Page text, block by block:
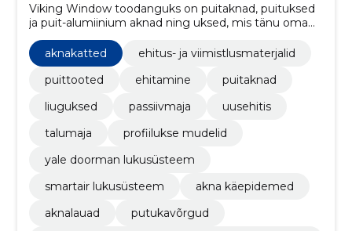
Viking Window toodanguks on puitaknad, puituksed
ja puit-alumiinium aknad ning uksed, mis tänu oma
kvaliteetsele materjalile on kauakestvad ja säästlikud.
aknakatted
ehitus- ja viimistlusmaterjalid
puittooted
ehitamine
puitaknad
liuguksed
passiivmaja
uusehitis
talumaja
profiilukse mudelid
yale doorman lukusüsteem
smartair lukusüsteem
akna käepidemed
aknalauad
putukavõrgud